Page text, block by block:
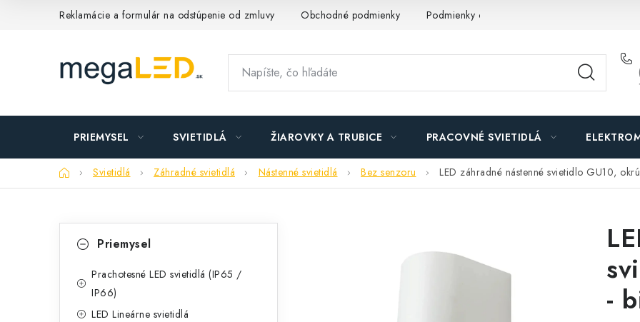
Reklamácie a formulár na odstúpenie od zmluvy Obchodné podmienky Podmienky ochrany osobných údajov
PRIEMYSEL SVIETIDLÁ ŽIAROVKY A TRUBICE PRACOVNÉ SVIETIDLÁ
DomovSvietidlá Záhradné svietidlá Nástenné svietidlá Bez senzoru LED záhradné nástenné svietidlo GU10,
kategóriePriemysel
Prachotesné LED svietidlá (IP65 /
IP66)
LED Lineárne svietidlá
-